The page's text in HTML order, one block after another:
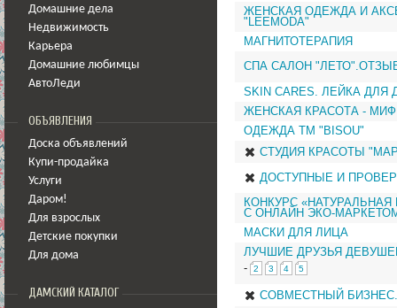
Домашние дела
Недвижимость
Карьера
Домашние любимцы
АвтоЛеди
ОБЪЯВЛЕНИЯ
Доска объявлений
Купи-продайка
Услуги
Даром!
Для взрослых
Детские покупки
Для дома
ДАМСКИЙ КАТАЛОГ
ЖЕНСКАЯ ОДЕЖДА И
"LEEMODA"
МАГНИТОТЕРАПИЯ
СПА САЛОН
SKIN CARES. ЛЕЙКА ДЛЯ
ЖЕНСКАЯ КРАСОТА -
ОДЕЖДА ТМ "BISOU"
СТУДИЯ КРАСОТЫ
ДОСТУПНЫЕ И
КОНКУРС
С ОНЛАЙН ЭКО-МАРКЕТОМ
МАСКИ ДЛЯ ЛИЦА
ЛУЧШИЕ ДРУЗЬЯ
-
2 3 4 5
СОВМЕСТНЫЙ